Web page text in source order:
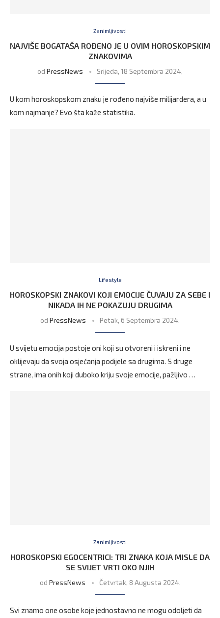
Zanimljivosti
NAJVIŠE BOGATAŠA ROĐENO JE U OVIM HOROSKOPSKIM
ZNAKOVIMA
od PressNews Srijeda, 18 Septembra 2024,
U kom horoskopskom znaku je rođeno najviše milijardera, a u
kom najmanje? Evo šta kaže statistika.
Lifestyle
HOROSKOPSKI ZNAKOVI KOJI EMOCIJE ČUVAJU ZA SEBE I
NIKADA IH NE POKAZUJU DRUGIMA
od PressNews Petak, 6 Septembra 2024,
U svijetu emocija postoje oni koji su otvoreni i iskreni i ne
oklijevaju da svoja osjećanja podijele sa drugima. S druge
strane, ima onih koji duboko kriju svoje emocije, pažljivo …
Zanimljivosti
HOROSKOPSKI EGOCENTRICI: TRI ZNAKA KOJA MISLE DA
SE SVIJET VRTI OKO NJIH
od PressNews Četvrtak, 8 Augusta 2024,
Svi znamo one osobe koje jednostavno ne mogu odoljeti da